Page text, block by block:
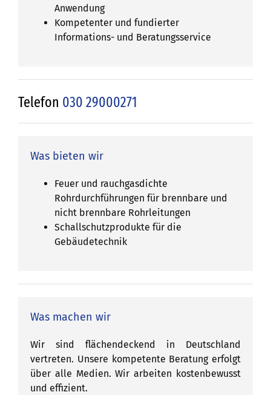
Anwendung
Kompetenter und fundierter
Informations- und Beratungsservice
Telefon 030 29000271
Was bieten wir
Feuer und rauchgasdichte
Rohrdurchführungen für brennbare und
nicht brennbare Rohrleitungen
Schallschutzprodukte für die
Gebäudetechnik
Was machen wir
Wir sind flächendeckend in Deutschland
vertreten. Unsere kompetente Beratung erfolgt
über alle Medien. Wir arbeiten kostenbewusst
und effizient.